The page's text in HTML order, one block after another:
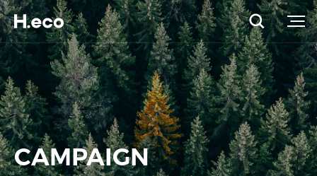
CAMPAIGN